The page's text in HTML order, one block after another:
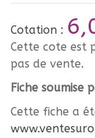
Cotation :
Cette cote est
pas de vente.
Fiche soumise
Cette fiche a